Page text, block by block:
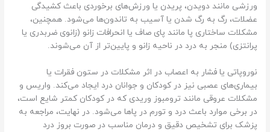
ورزشی مانند دویدن، پریدن یا ورزش‌های برخوردی باعث کشیدگی
عضلات، رگ به رگ شدن یا آسیب به تاندون‌ها می‌شود. همچنین،
مشکلات ساختاری پا مانند پای صاف یا انحرافات زانو (زانوی ضربدری یا
پرانتزی) منجر به درد در ناحیه زانو و پایین‌تر از آن می‌شوند.
نوروپاتی یا فشار به اعصاب در اثر مشکلات در ستون فقرات یا
بیماری‌های عصبی نیز در کودکان و جوانان درد ایجاد می‌کند. واریس و
مشکلات عروقی مانند ترومبوز وریدی که در کودکان کمتر شایع است،
در برخی موارد باعث درد و تورم در پاها می‌شود. در نهایت، مراجعه به
پزشک برای تشخیص دقیق و درمان مناسب در صورت بروز درد